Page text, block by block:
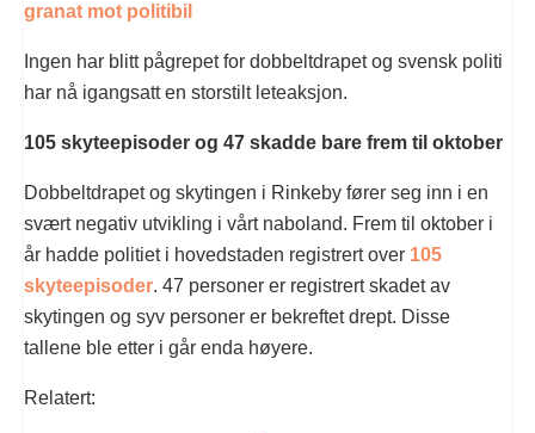
granat mot politibil
Ingen har blitt pågrepet for dobbeltdrapet og svensk politi
har nå igangsatt en storstilt leteaksjon.
105 skyteepisoder og 47 skadde bare frem til oktober
Dobbeltdrapet og skytingen i Rinkeby fører seg inn i en
svært negativ utvikling i vårt naboland. Frem til oktober i
år hadde politiet i hovedstaden registrert over 105
skyteepisoder. 47 personer er registrert skadet av
skytingen og syv personer er bekreftet drept. Disse
tallene ble etter i går enda høyere.
Relatert: